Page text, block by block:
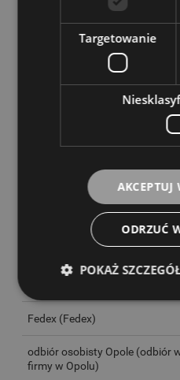
materiał: ABS
kolor: czarny
zamszowa wyściólka
rozmiar: 3/4 lub 4/4
KOSZTY DOSTAWY
CENA NIE ZAWIERA
InPost Kurier
Paczkomaty Paczka w Weekend
Fedex (Fedex)
odbiór osobisty Opole (odbiór
firmy w Opolu)
Targetowanie
AKCEPTUJ
ODRZUĆ
POKAŻ